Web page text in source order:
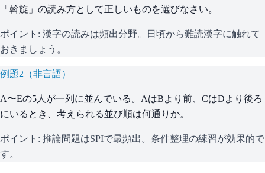
「斡旋」の読み方として正しいものを選びなさい。
ポイント: 漢字の読みは頻出分野。日頃から難読漢字に触れて
おきましょう。
例題2 （非言語）
A〜Eの5人が一列に並んでいる。AはBより前、CはDより後ろ
にいるとき、考えられる並び順は何通りか。
ポイント: 推論問題はSPIで最頻出。条件整理の練習が効果的で
す。